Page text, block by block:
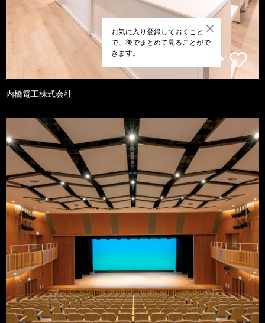
お気に入り登録しておくこと
で、後でまとめて見ることがで
きます。
内橋電工株式会社